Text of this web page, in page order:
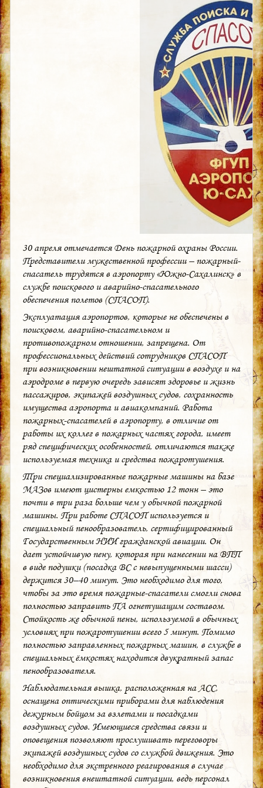
30 апреля отмечается День пожарной охраны России.
Представители мужественной профессии – пожарный-
спасатель трудятся в аэропорту «Южно-Сахалинск» в
службе поискового и аварийно-спасательного
обеспечения полетов (СПАСОП).
Эксплуатация аэропортов, которые не обеспечены в
поисковом, аварийно-спасательном и
противопожарном отношении, запрещена. От
профессиональных действий сотрудников СПАСОП
при возникновении нештатной ситуации в воздухе и на
аэродроме в первую очередь зависят здоровье и жизнь
пассажиров, экипажей воздушных судов, сохранность
имущества аэропорта и авиакомпаний. Работа
пожарных-спасателей в аэропорту, в отличие от
работы их коллег в пожарных частях города, имеет
ряд специфических особенностей, отличаются также
используемая техника и средства пожаротушения.
Три специализированные пожарные машины на базе
МАЗов имеют цистерны емкостью 12 тонн – это
почти в три раза больше чем у обычной пожарной
машины. При работе СПАСОП используется и
специальный пенообразователь, сертифицированный
Государственным НИИ гражданской авиации. Он
дает устойчивую пену, которая при нанесении на ВПП
в виде подушки (посадка ВС с невыпущенными шасси)
держится 30–40 минут. Это необходимо для того,
чтобы за это время пожарные-спасатели смогли снова
полностью заправить ПА огнетушащим составом.
Стойкость же обычной пены, используемой в обычных
условиях при пожаротушении всего 5 минут. Помимо
полностью заправленных пожарных машин, в службе в
специальных ёмкостях находится двукратный запас
пенообразователя.
Наблюдательная вышка, расположенная на АСС,
оснащена оптическими приборами для наблюдения
дежурным бойцом за взлетами и посадками
воздушных судов. Имеющиеся средства связи и
оповещения позволяют прослушивать переговоры
экипажей воздушных судов со службой движения. Это
необходимо для экстренного реагирования в случае
возникновения внештатной ситуации, ведь персонал